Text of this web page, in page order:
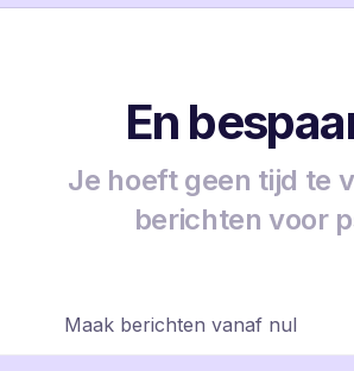
En
Je hoeft geen tijd te
berichten voor
Maak berichten vanaf nul